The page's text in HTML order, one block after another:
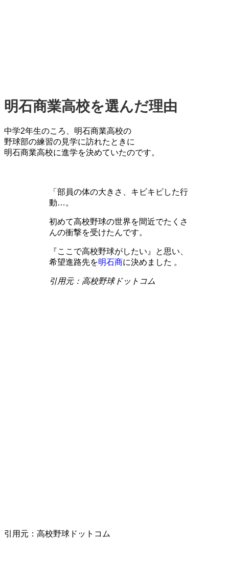
明石商業高校を選んだ理由
中学2年生のころ、明石商業高校の
野球部の練習の見学に訪れたときに
明石商業高校に進学を決めていたのです。
「部員の体の大きさ、キビキビした行
動…。
初めて高校野球の世界を間近でたくさ
んの衝撃を受けた んです。
『ここで高校野球がしたい』と思い、
希望進路先を明石商に決めました 。
引用元：高校野球ドットコム
引用元：高校野球ドットコム